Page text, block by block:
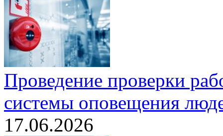
Проведение проверки
системы оповещения
17.06.2026